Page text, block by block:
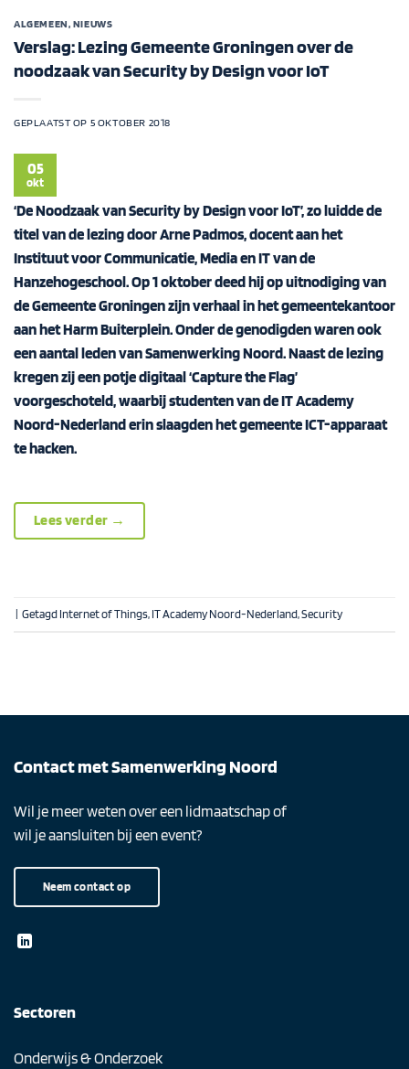
ALGEMEEN, NIEUWS
Verslag: Lezing Gemeente Groningen over de
noodzaak van Security by Design voor IoT
GEPLAATST OP 5 OKTOBER 2018
05
okt
‘De Noodzaak van Security by Design voor IoT’, zo luidde de
titel van de lezing door Arne Padmos, docent aan het
Instituut voor Communicatie, Media en IT van de
Hanzehogeschool. Op 1 oktober deed hij op uitnodiging van
de Gemeente Groningen zijn verhaal in het gemeentekantoor
aan het Harm Buiterplein. Onder de genodigden waren ook
een aantal leden van Samenwerking Noord. Naast de lezing
kregen zij een potje digitaal ‘Capture the Flag’
voorgeschoteld, waarbij studenten van de IT Academy
Noord-Nederland erin slaagden het gemeente ICT-apparaat
te hacken.
Lees verder →
| GetagdInternet of Things,IT Academy Noord-Nederland,Security
Contact met Samenwerking Noord
Wil je meer weten over een lidmaatschap of
wil je aansluiten bij een event?
Neem contact op
Sectoren
Onderwijs & Onderzoek